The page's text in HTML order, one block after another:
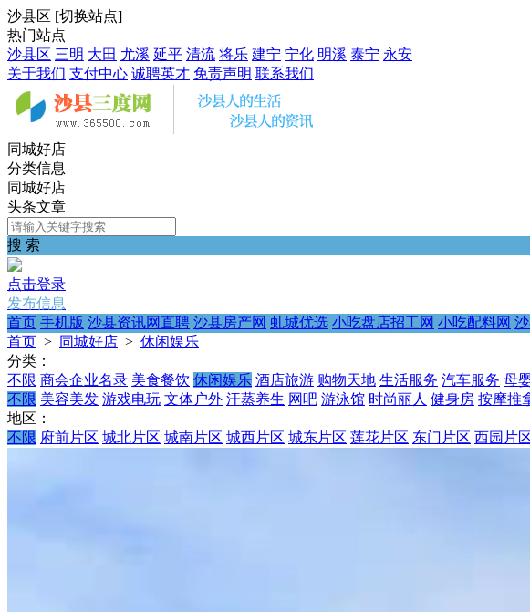
沙县区 [切换站点]
热门站点
沙县区 三明 大田 尤溪 延平 清流 将乐 建宁 宁化 明溪 泰宁 永安
关于我们 支付中心 诚聘英才 免责声明 联系我们
同城好店
分类信息
同城好店
头条文章
搜 索
点击登录
发布信息
首页 手机版 沙县资讯网直聘 沙县房产网 虬城优选 小吃盘店招工网 小吃配料网
首页 > 同城好店 > 休闲娱乐
分类：
不限 商会企业名录 美食餐饮 休闲娱乐 酒店旅游 购物天地 生活服务 汽车服务 母
不限 美容美发 游戏电玩 文体户外 汗蒸养生 网吧 游泳馆 时尚丽人 健身房 按摩推
地区：
不限 府前片区 城北片区 城南片区 城西片区 城东片区 莲花片区 东门片区 西园片